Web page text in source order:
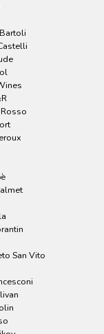
San Vito